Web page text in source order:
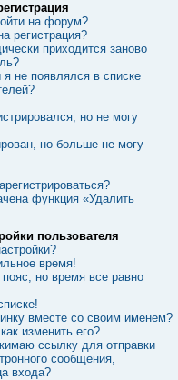
на форум?
регистрация?
приходится заново
я не появлялся в списке
но не могу
но больше не могу
функция «Удалить
пользователя
время!
но время все равно
вместе со своим именем?
изменить его?
ссылку для отправки
сообщения,
входа?